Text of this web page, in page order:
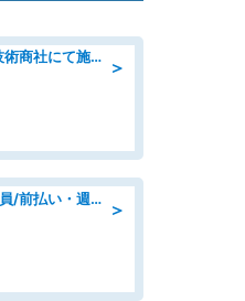
＞
工事・土木施工管理/総合技術商社にて施工管理のお仕事/即日勤務可/車通勤可/工事・土木施工管理/生産・品質管理
＞
日勤・フォークリフト作業員/前払い・週払い制度あり/長期安定/有給とりやすい/環境充実